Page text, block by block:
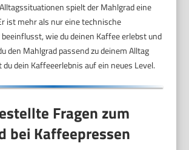
spielt der Mahlgrad eine
ist mehr als nur eine technische
wie du deinen Kaffee erlebst und
den Mahlgrad passend zu deinem Alltag
dein Kaffeeerlebnis auf ein neues Level.
Fragen zum
bei Kaffeepressen